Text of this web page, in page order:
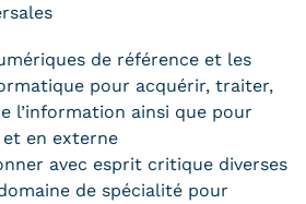
de référence et les
pour acquérir, traiter,
l’information ainsi que pour
en externe
avec esprit critique diverses
de spécialité pour